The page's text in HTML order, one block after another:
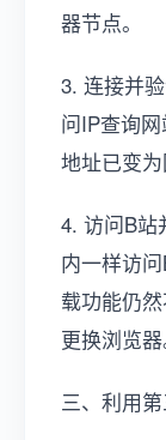
器节点。
3. 连接并
问IP查询
地址已变为
4. 访问B站
内一样访
载功能仍
更换浏览器
三、利用